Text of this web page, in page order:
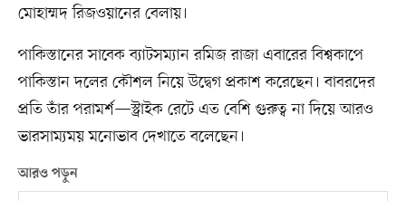
মোহাম্মদ রিজওয়ানের বেলায়।
পাকিস্তানের সাবেক ব্যাটসম্যান রমিজ রাজা এবারের বিশ্বকাপে
পাকিস্তান দলের কৌশল নিয়ে উদ্বেগ প্রকাশ করেছেন। বাবরদের
প্রতি তাঁর পরামর্শ—স্ট্রাইক রেটে এত বেশি গুরুত্ব না দিয়ে আরও
ভারসাম্যময় মনোভাব দেখাতে বলেছেন।
আরও পড়ুন